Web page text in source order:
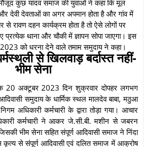
कुछ यादव समाज की युवाओं ने कहा कि मूल
देवी देवताओं का अगर अपमान होता है और गांव में
रावण दहन कार्यक्रम होता है तो ऐसे लोगों पर
प्रत्येक थाना और चौकी में ज्ञापन सोपा जाएगा। इस
को धरना देने वाले तमाम समुदाय ने कहा।
से खिलवाड़ बर्दास्त नहीं-
भीम सेना
20 अक्टूबर 2023 दिन शुक्रवार दोपहर लगभग
समुदाय के धार्मिक स्थल मालदेव बाबा, मठुआ
अधिकारी कर्मचारी के द्वारा तोड़ा गया। आचार
कर्मचारी ने आकर जे.सी.बी. मशीन से जबरन
भीम सेना सहित संपूर्ण आदिवासी समाज ने निंदा
से संपूर्ण आदिवासी एवं दलित समाज में आक्रोष